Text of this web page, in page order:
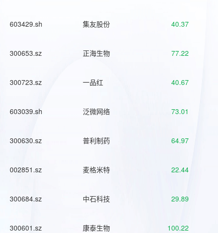
603429.sh 集友股份 40.37
300653.sz 正海生物 77.22
300723.sz 一品红 40.67
603039.sh 泛微网络 73.01
300630.sz 普利制药 64.97
002851.sz 麦格米特 22.44
300684.sz 中石科技 29.89
300601.sz 康泰生物 100.22